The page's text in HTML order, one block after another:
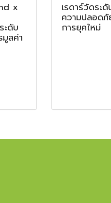
x
ดับ
มูลค่า
เรดาร์วัดระ
ความปลอด
การยุคใหม่